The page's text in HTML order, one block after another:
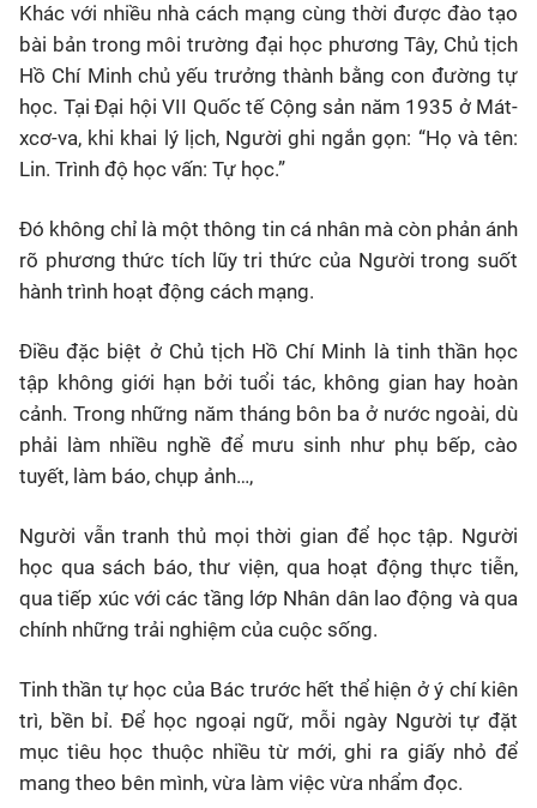
Khác với nhiều nhà cách mạng cùng thời được đào tạo
bài bản trong môi trường đại học phương Tây, Chủ tịch
Hồ Chí Minh chủ yếu trưởng thành bằng con đường tự
học. Tại Đại hội VII Quốc tế Cộng sản năm 1935 ở Mát-
xcơ-va, khi khai lý lịch, Người ghi ngắn gọn: “Họ và tên:
Lin. Trình độ học vấn: Tự học.”
Đó không chỉ là một thông tin cá nhân mà còn phản ánh
rõ phương thức tích lũy tri thức của Người trong suốt
hành trình hoạt động cách mạng.
Điều đặc biệt ở Chủ tịch Hồ Chí Minh là tinh thần học
tập không giới hạn bởi tuổi tác, không gian hay hoàn
cảnh. Trong những năm tháng bôn ba ở nước ngoài, dù
phải làm nhiều nghề để mưu sinh như phụ bếp, cào
tuyết, làm báo, chụp ảnh…,
Người vẫn tranh thủ mọi thời gian để học tập. Người
học qua sách báo, thư viện, qua hoạt động thực tiễn,
qua tiếp xúc với các tầng lớp Nhân dân lao động và qua
chính những trải nghiệm của cuộc sống.
Tinh thần tự học của Bác trước hết thể hiện ở ý chí kiên
trì, bền bỉ. Để học ngoại ngữ, mỗi ngày Người tự đặt
mục tiêu học thuộc nhiều từ mới, ghi ra giấy nhỏ để
mang theo bên mình, vừa làm việc vừa nhẩm đọc.